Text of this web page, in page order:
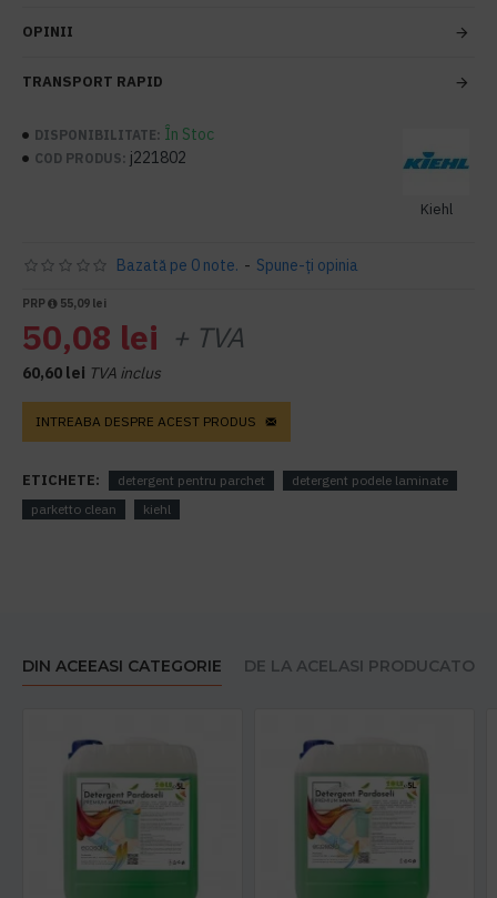
OPINII
TRANSPORT RAPID
DISPONIBILITATE: În Stoc
COD PRODUS: j221802
Kiehl
Bazată pe 0 note. - Spune-ţi opinia
PRP 55,09 lei
50,08 lei + TVA
60,60 lei TVA inclus
INTREABA DESPRE ACEST PRODUS
ETICHETE: detergent pentru parchet
detergent podele laminate
parketto clean
kiehl
DIN ACEEASI CATEGORIE DE LA ACELASI PRODUCATOR